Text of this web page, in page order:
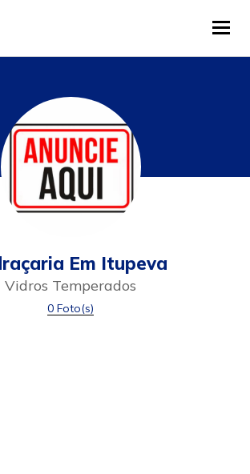
Em Itupeva
Vidros Temperados
0 Foto(s)